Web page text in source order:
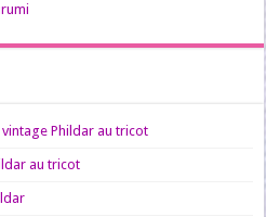
vintage Phildar au tricot
au tricot